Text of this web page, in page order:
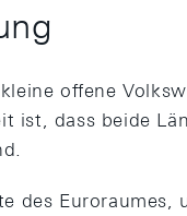
offene
ist, dass beide
des